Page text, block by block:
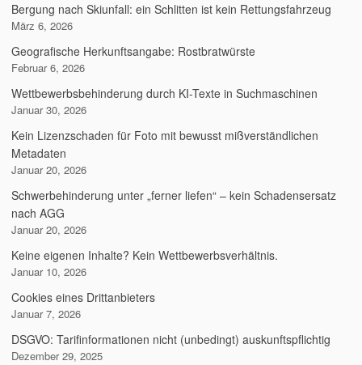
Bergung nach Skiunfall: ein Schlitten ist kein Rettungsfahrzeug
März 6, 2026
Geografische Herkunftsangabe: Rostbratwürste
Februar 6, 2026
Wettbewerbsbehinderung durch KI-Texte in Suchmaschinen
Januar 30, 2026
Kein Lizenzschaden für Foto mit bewusst mißverständlichen
Metadaten
Januar 20, 2026
Schwerbehinderung unter „ferner liefen“ – kein Schadensersatz
nach AGG
Januar 20, 2026
Keine eigenen Inhalte? Kein Wettbewerbsverhältnis.
Januar 10, 2026
Cookies eines Drittanbieters
Januar 7, 2026
DSGVO: Tarifinformationen nicht (unbedingt) auskunftspflichtig
Dezember 29, 2025